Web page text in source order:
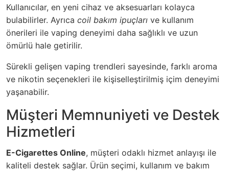
Kullanıcılar, en yeni cihaz ve aksesuarları kolayca
bulabilirler. Ayrıca coil bakım ipuçları ve kullanım
önerileri ile vaping deneyimi daha sağlıklı ve uzun
ömürlü hale getirilir.
Sürekli gelişen vaping trendleri sayesinde, farklı aroma
ve nikotin seçenekleri ile kişiselleştirilmiş içim deneyimi
yaşanabilir.
Müşteri Memnuniyeti ve Destek
Hizmetleri
E-Cigarettes Online, müşteri odaklı hizmet anlayışı ile
kaliteli destek sağlar. Ürün seçimi, kullanım ve bakım